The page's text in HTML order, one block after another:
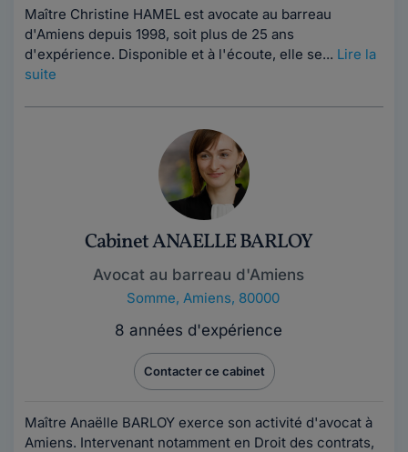
Maître Christine HAMEL est avocate au barreau
d'Amiens depuis 1998, soit plus de 25 ans
d'expérience. Disponible et à l'écoute, elle se... Lire la
suite
Cabinet ANAELLE BARLOY
Avocat au barreau d'Amiens
Somme, Amiens, 80000
8 années d'expérience
Contacter ce cabinet
Maître Anaëlle BARLOY exerce son activité d'avocat à
Amiens. Intervenant notamment en Droit des contrats,